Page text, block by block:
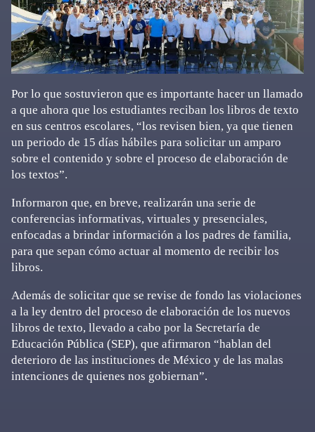
Por lo que sostuvieron que es importante hacer un llamado
a que ahora que los estudiantes reciban los libros de texto
en sus centros escolares, “los revisen bien, ya que tienen
un periodo de 15 días hábiles para solicitar un amparo
sobre el contenido y sobre el proceso de elaboración de
los textos”.
Informaron que, en breve, realizarán una serie de
conferencias informativas, virtuales y presenciales,
enfocadas a brindar información a los padres de familia,
para que sepan cómo actuar al momento de recibir los
libros.
Además de solicitar que se revise de fondo las violaciones
a la ley dentro del proceso de elaboración de los nuevos
libros de texto, llevado a cabo por la Secretaría de
Educación Pública (SEP), que afirmaron “hablan del
deterioro de las instituciones de México y de las malas
intenciones de quienes nos gobiernan”.